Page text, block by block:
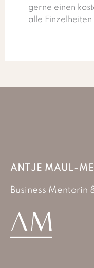
gerne einen
alle
ANTJE MAUL-
Business Mentorin